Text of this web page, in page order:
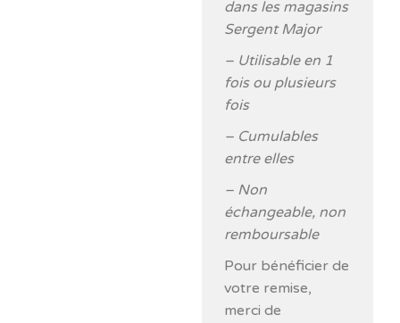
dans les magasins
Sergent Major
– Utilisable en 1
fois ou plusieurs
fois
– Cumulables
entre elles
– Non
échangeable, non
remboursable
Pour bénéficier de
votre remise,
merci de